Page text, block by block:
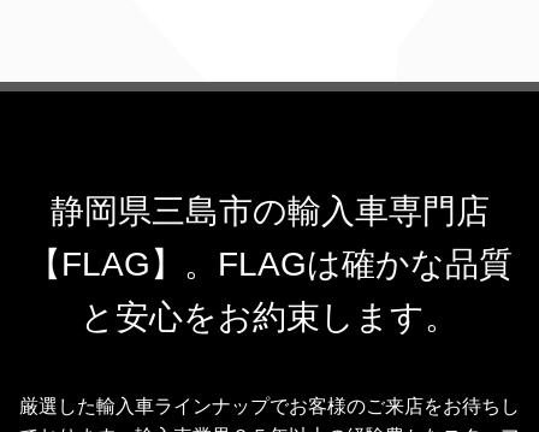
静岡県三島市の輸入車専門店
【FLAG】。FLAGは確かな品質
と安心をお約束します。
厳選した輸入車ラインナップでお客様のご来店をお待ちし